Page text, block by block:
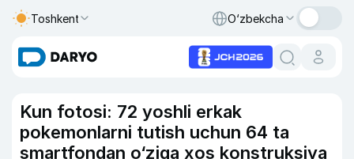
Toshkent O‘zbekcha
Kun fotosi: 72 yoshli erkak
pokemonlarni tutish uchun 64 ta
smartfondan o‘ziga xos konstruksiya